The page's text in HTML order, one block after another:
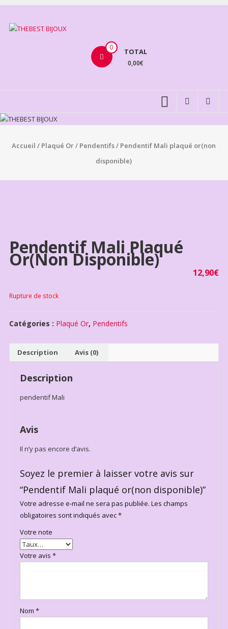
Aller
contenu
BIJOUX
0 TOTAL
0,00€
Accueil / Plaqué Or/ Pendentifs/ Pendentif Mali plaqué or(non
disponible)
Pendentif Mali Plaqué
Or(non Disponible)
12,90€
Rupture de stock
Catégories : Plaqué Or, Pendentifs
Description Avis (0)
Description
pendentif Mali
Avis
Il n’y pas encore d’avis.
Soyez le premier à laisser votre avis sur
“Pendentif Mali plaqué or(non disponible)”
Votre adresse e-mail ne sera pas publiée. Les champs
obligatoires sont indiqués avec*
Votre note
Votre avis *
Nom *